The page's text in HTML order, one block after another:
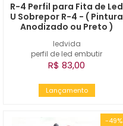
ledvida
perfil de led embutir
R-4 Perfil para Fita de Led
U Sobrepor R-4 - ( Pintura
Anodizado ou Preto )
R$ 83,00
Lançamento
-49%